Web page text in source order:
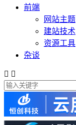
前端
网站主题
建站技术
资源工具
杂谈
 